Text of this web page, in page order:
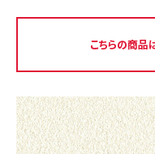
カーテン
床材
カタログ一覧 トップ
壁紙
施工事例
こちらの商品